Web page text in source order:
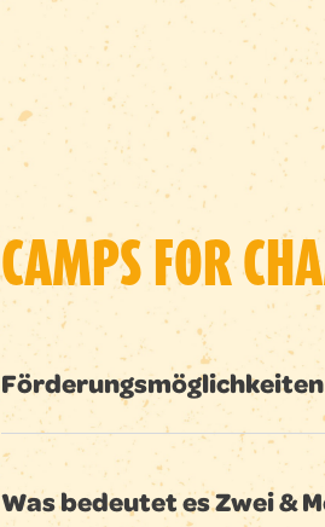
CAMPS FOR
Förderungsmöglichkeiten
Was bedeutet es Zwei &